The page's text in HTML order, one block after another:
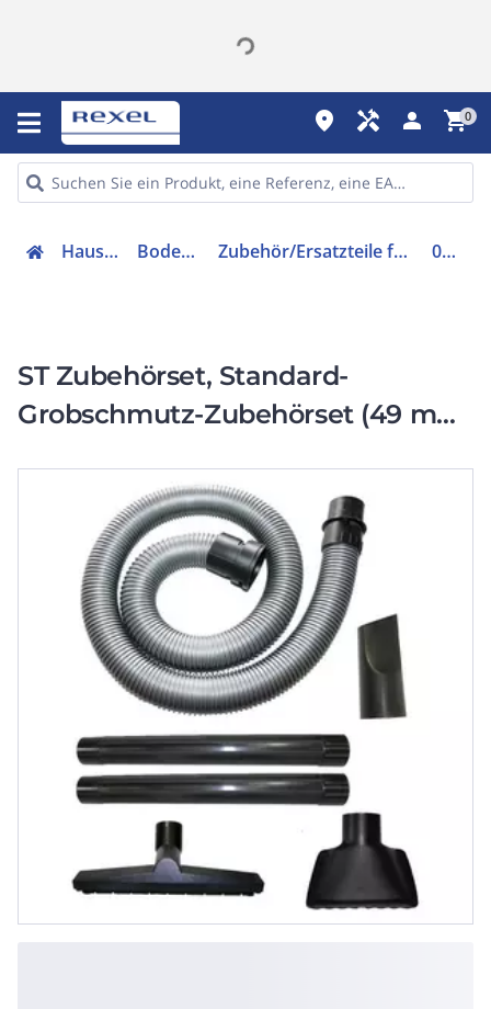
place handyman person shopping_cart0
Hausgeräte Bodenpflege Zubehör/Ersatzteile für Bodenpflege 044309
ST Zubehörset, Standard-
Grobschmutz-Zubehörset (49 mm